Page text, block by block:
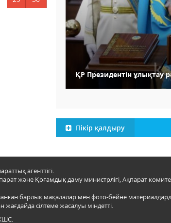
ҚР Президентін ұлықтау
Пікір қалдыру
агенттігі.
және Қоғамдық даму министрлігі, Ақпарат
барлық мақалалар мен фото-бейне
сілтеме жасалуы міндетті.